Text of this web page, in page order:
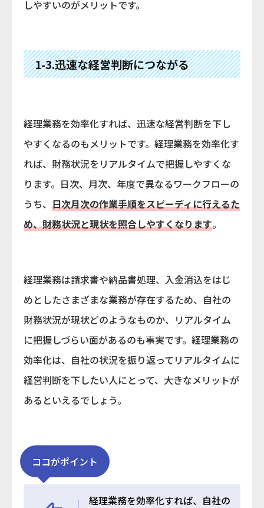
しやすいのがメリットです。
1-3.迅速な経営判断につながる
経理業務を効率化すれば、迅速な経営判断を下し
やすくなるのもメリットです。経理業務を効率化す
れば、財務状況をリアルタイムで把握しやすくな
ります。日次、月次、年度で異なるワークフローの
うち、日次月次の作業手順をスピーディに行えるた
め、財務状況と現状を照合しやすくなります。
経理業務は請求書や納品書処理、入金消込をはじ
めとしたさまざまな業務が存在するため、自社の
財務状況が現状どのようなものか、リアルタイム
に把握しづらい面があるのも事実です。経理業務の
効率化は、自社の状況を振り返ってリアルタイムに
経営判断を下したい人にとって、大きなメリットが
あるといえるでしょう。
ココがポイント
経理業務を効率化すれば、自社の